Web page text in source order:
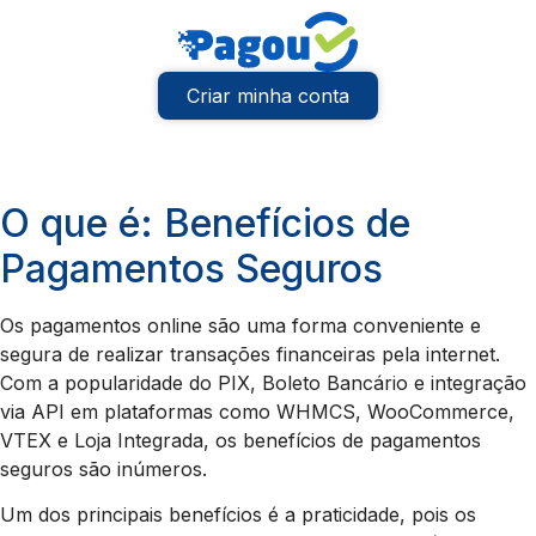
Criar minha conta
O que é: Benefícios de
Pagamentos Seguros
Os pagamentos online são uma forma conveniente e
segura de realizar transações financeiras pela internet.
Com a popularidade do PIX, Boleto Bancário e integração
via API em plataformas como WHMCS, WooCommerce,
VTEX e Loja Integrada, os benefícios de pagamentos
seguros são inúmeros.
Um dos principais benefícios é a praticidade, pois os